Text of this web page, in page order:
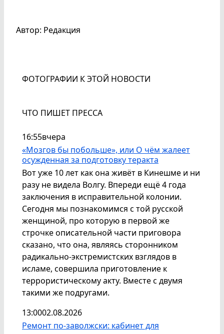
Автор: Редакция
ФОТОГРАФИИ К ЭТОЙ НОВОСТИ
ЧТО ПИШЕТ ПРЕССА
16:55вчера
«Мозгов бы побольше», или О чём жалеет
осужденная за подготовку теракта
Вот уже 10 лет как она живёт в Кинешме и ни
разу не видела Волгу. Впереди ещё 4 года
заключения в исправительной колонии.
Сегодня мы познакомимся с той русской
женщиной, про которую в первой же
строчке описательной части приговора
сказано, что она, являясь сторонником
радикально-экстремистских взглядов в
исламе, совершила приготовление к
террористическому акту. Вместе с двумя
такими же подругами.
13:0002.08.2026
Ремонт по-заволжски: кабинет для